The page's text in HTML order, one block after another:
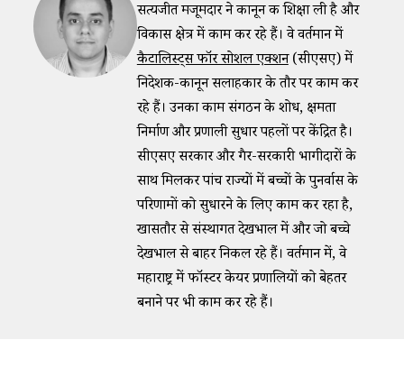
सत्यजीत मजूमदार ने कानून की शिक्षा ली है और
विकास क्षेत्र में काम कर रहे हैं। वे वर्तमान में
कैटालिस्ट्स फॉर सोशल एक्शन(सीएसए) में
निदेशक-कानून सलाहकार के तौर पर काम कर
रहे हैं। उनका काम संगठन के शोध, क्षमता
निर्माण और प्रणाली सुधार पहलों पर केंद्रित है।
सीएसए सरकार और गैर-सरकारी भागीदारों के
साथ मिलकर पांच राज्यों में बच्चों के पुनर्वास के
परिणामों को सुधारने के लिए काम कर रहा है,
खासतौर से संस्थागत देखभाल में और जो बच्चे
देखभाल से बाहर निकल रहे हैं। वर्तमान में, वे
महाराष्ट्र में फॉस्टर केयर प्रणालियों को बेहतर
बनाने पर भी काम कर रहे हैं।